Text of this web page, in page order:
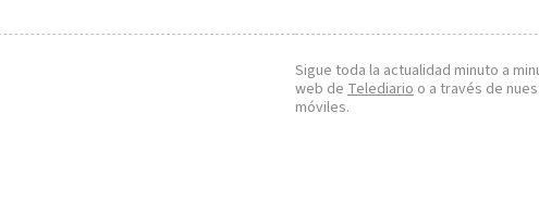
Sigue toda la actualidad minuto a
web de Telediario o a través de
móviles.